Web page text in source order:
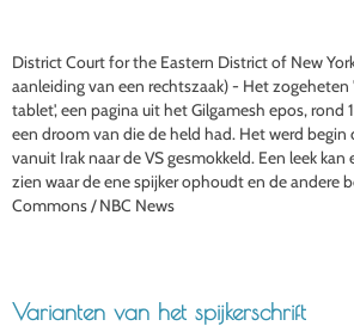
District Court for the Eastern District of New
aanleiding van een rechtszaak) - Het
tablet', een pagina uit het Gilgamesh epos,
een droom van die de held had. Het werd begin
vanuit Irak naar de VS gesmokkeld. Een leek kan
zien waar de ene spijker ophoudt en de andere
Commons / NBC News
Varianten van het spijkerschrift